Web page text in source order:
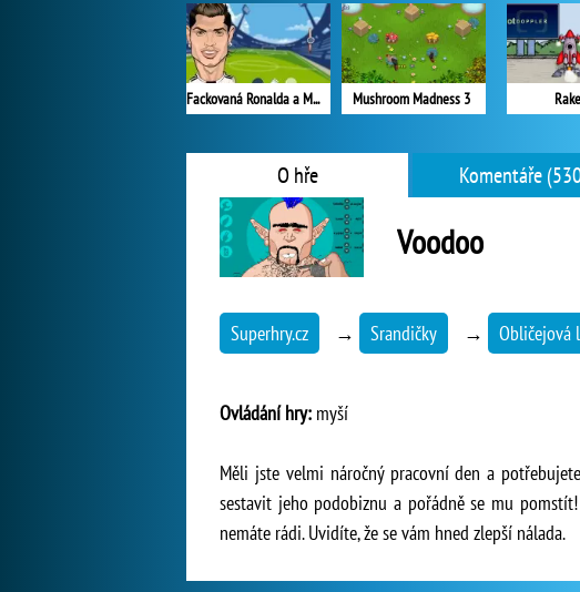
Fackovaná Ronalda a Messiho Mushroom Madness 3
O hře Komentáře
Voodoo
Superhry.cz → Srandičky → Obličejová
Ovládání hry: myší
Měli jste velmi náročný pracovní den a
sestavit jeho podobiznu a pořádně se mu
nemáte rádi. Uvidíte, že se vám hned zlepší nálada.